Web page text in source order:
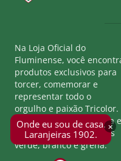
×
Onde eu sou de casa.
Laranjeiras 1902.
Secar no varal, na
Produto Oficial
Ao comprar um
Na Loja Oficial do
Fluminense, você
produtos exclusivos para
torcer, comemorar e
representar todo o
orgulho e paixão Tricolor.
Seja parte desta história e
mostre a força das cores
verde, branco e grená.